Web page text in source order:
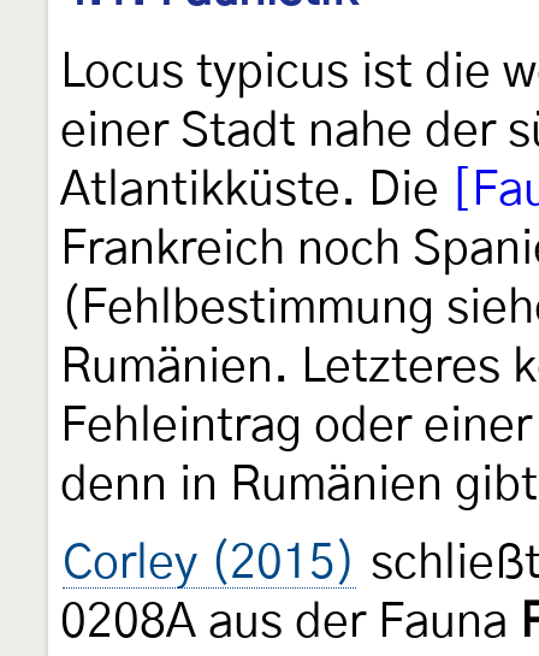
Locus typicus ist die
einer Stadt nahe der
Atlantikküste. Die
Frankreich noch
(Fehlbestimmung
Rumänien. Letzteres
Fehleintrag oder
denn in Rumänien
Corley (2015)
0208A aus der Fauna